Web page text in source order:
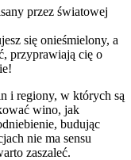
przez światowej
się onieśmielony, a
przyprawiają cię o
i regiony, w których są
wino, jak
budując
nie ma sensu
zaszaleć.